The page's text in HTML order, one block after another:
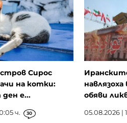
Сирос
на котки:
е...
ч. 30
обяви
05.08.2026 |